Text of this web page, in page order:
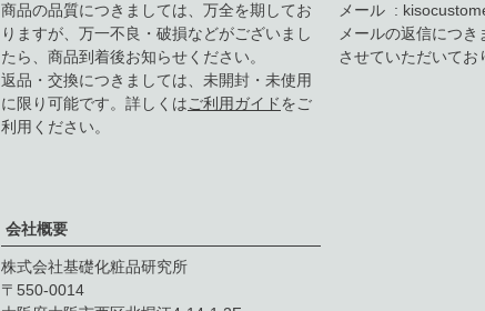
商品の品質につきましては、万全を期してお
りますが、万一不良・破損などがございまし
たら、商品到着後お知らせください。
返品・交換につきましては、未開封・未使用
に限り可能です。詳しくはご利用ガイドをご
利用ください。
メール
メールの返信につ
させていただいてお
会社概要
株式会社基礎化粧品研究所
550-0014